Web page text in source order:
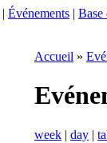
| Événements | Base
Accueil »
week | day |